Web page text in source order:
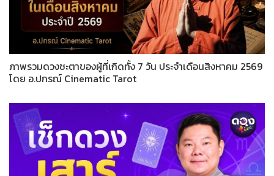
ภาพรวมดวงชะตาของผู้ที่เกิดทั้ง 7 วัน ประจำเดือนสิงหาคม 2569
โดย อ.ปกรณ์ Cinematic Tarot